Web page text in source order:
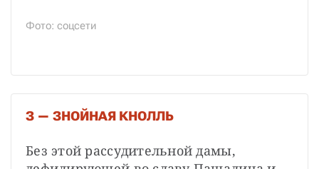
Фото: соцсети
З — ЗНОЙНАЯ КНОЛЛЬ
Без этой рассудительной дамы,